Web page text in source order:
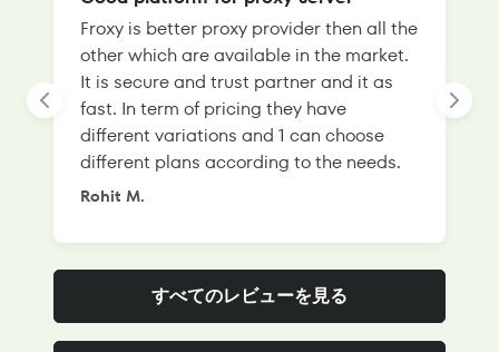
Froxy is better proxy provider then all the
other which are available in the market.
It is secure and trust partner and it as
fast. In term of pricing they have
different variations and 1 can choose
different plans according to the needs.
Rohit M.
すべてのレビューを見る